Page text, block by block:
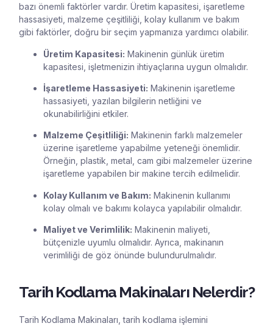
bazı önemli faktörler vardır. Üretim kapasitesi, işaretleme
hassasiyeti, malzeme çeşitliliği, kolay kullanım ve bakım
gibi faktörler, doğru bir seçim yapmanıza yardımcı olabilir.
Üretim Kapasitesi: Makinenin günlük üretim
kapasitesi, işletmenizin ihtiyaçlarına uygun olmalıdır.
İşaretleme Hassasiyeti: Makinenin işaretleme
hassasiyeti, yazılan bilgilerin netliğini ve
okunabilirliğini etkiler.
Malzeme Çeşitliliği: Makinenin farklı malzemeler
üzerine işaretleme yapabilme yeteneği önemlidir.
Örneğin, plastik, metal, cam gibi malzemeler üzerine
işaretleme yapabilen bir makine tercih edilmelidir.
Kolay Kullanım ve Bakım: Makinenin kullanımı
kolay olmalı ve bakımı kolayca yapılabilir olmalıdır.
Maliyet ve Verimlilik: Makinenin maliyeti,
bütçenizle uyumlu olmalıdır. Ayrıca, makinanın
verimliliği de göz önünde bulundurulmalıdır.
Tarih Kodlama Makinaları Nelerdir?
Tarih Kodlama Makinaları, tarih kodlama işlemini